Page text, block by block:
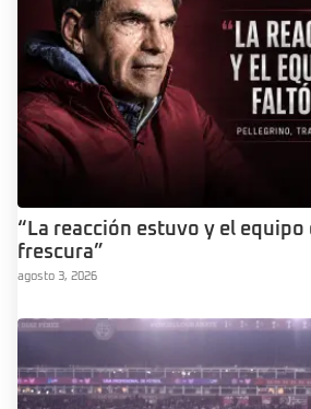
“La reacción estuvo y el
frescura”
agosto 3, 2026